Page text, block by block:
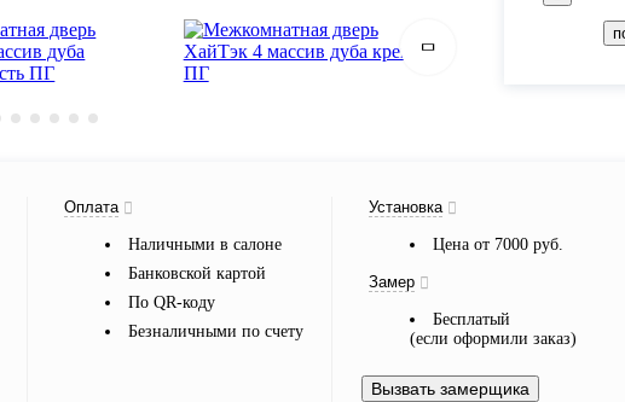
Оплата
Наличными в салоне
Банковской картой
По QR-коду
Безналичными по счету
Установка
Цена от 7000 руб.
Замер
Бесплатый
(если оформили заказ)
Вызвать замерщика